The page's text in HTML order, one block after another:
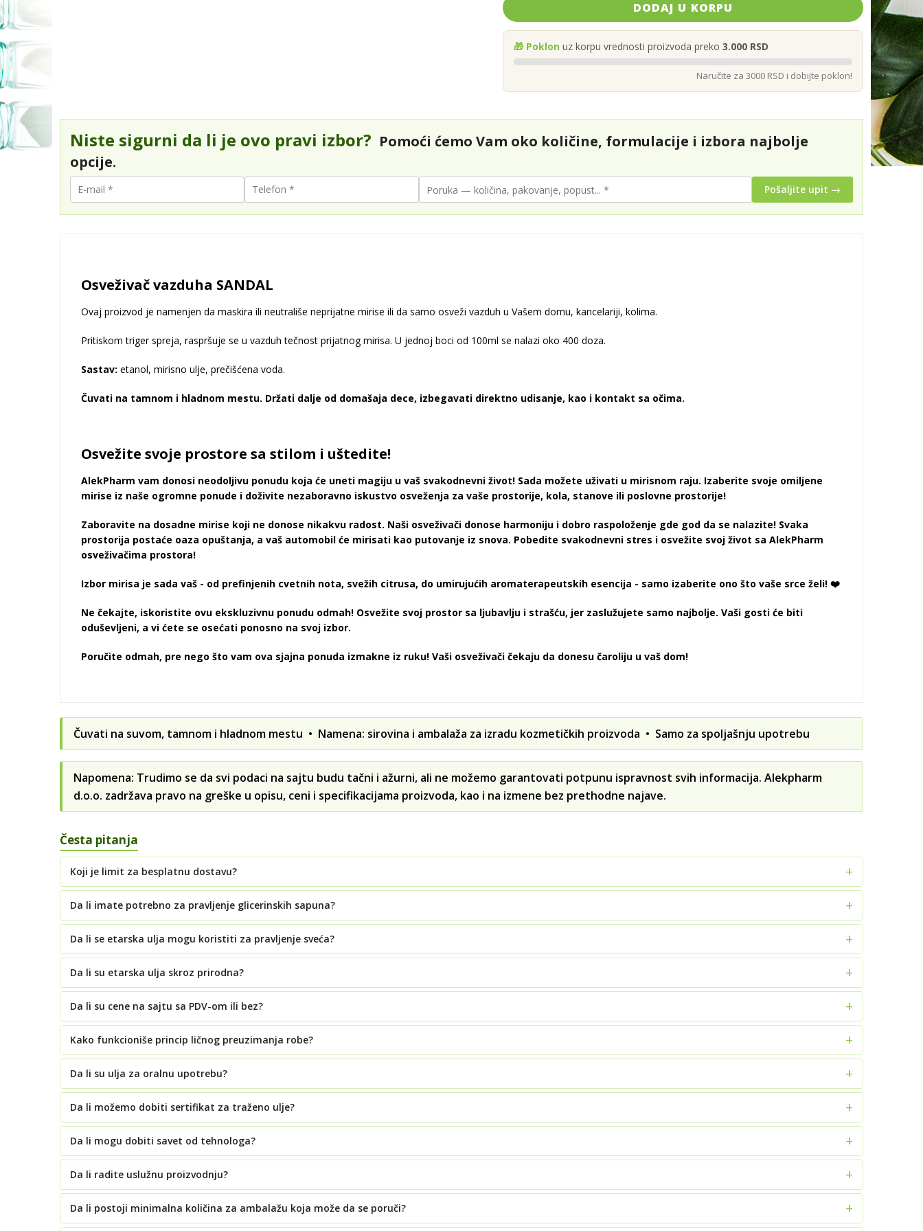
DODAJ U KORPU
🎁 Poklon uz korpu vrednosti proizvoda preko 3.000 RSD
Naručite za 3000 RSD i dobijte poklon!
Niste sigurni da li je ovo pravi izbor? Pomoći ćemo Vam oko količine, formulacije i izbora najbolje
opcije.
Pošaljite upit →
Osveživač vazduha SANDAL
Ovaj proizvod je namenjen da maskira ili neutrališe neprijatne mirise ili da samo osveži vazduh u Vašem domu, kancelariji, kolima.
Pritiskom triger spreja, raspršuje se u vazduh tečnost prijatnog mirisa. U jednoj boci od 100ml se nalazi oko 400 doza.
Sastav: etanol, mirisno ulje, prečišćena voda.
Čuvati na tamnom i hladnom mestu. Držati dalje od domašaja dece, izbegavati direktno udisanje, kao i kontakt sa očima.
Osvežite svoje prostore sa stilom i uštedite!
AlekPharm vam donosi neodoljivu ponudu koja će uneti magiju u vaš svakodnevni život! Sada možete uživati u mirisnom raju. Izaberite svoje omiljene
mirise iz naše ogromne ponude i doživite nezaboravno iskustvo osveženja za vaše prostorije, kola, stanove ili poslovne prostorije!
Zaboravite na dosadne mirise koji ne donose nikakvu radost. Naši osveživači donose harmoniju i dobro raspoloženje gde god da se nalazite! Svaka
prostorija postaće oaza opuštanja, a vaš automobil će mirisati kao putovanje iz snova. Pobedite svakodnevni stres i osvežite svoj život sa AlekPharm
osveživačima prostora!
Izbor mirisa je sada vaš - od prefinjenih cvetnih nota, svežih citrusa, do umirujućih aromaterapeutskih esencija - samo izaberite ono što vaše srce želi! ❤️
Ne čekajte, iskoristite ovu ekskluzivnu ponudu odmah! Osvežite svoj prostor sa ljubavlju i strašću, jer zaslužujete samo najbolje. Vaši gosti će biti
oduševljeni, a vi ćete se osećati ponosno na svoj izbor.
Poručite odmah, pre nego što vam ova sjajna ponuda izmakne iz ruku! Vaši osveživači čekaju da donesu čaroliju u vaš dom!
Čuvati na suvom, tamnom i hladnom mestu • Namena: sirovina i ambalaža za izradu kozmetičkih proizvoda • Samo za spoljašnju upotrebu
Napomena: Trudimo se da svi podaci na sajtu budu tačni i ažurni, ali ne možemo garantovati potpunu ispravnost svih informacija. Alekpharm
d.o.o. zadržava pravo na greške u opisu, ceni i specifikacijama proizvoda, kao i na izmene bez prethodne najave.
Česta pitanja
Koji je limit za besplatnu dostavu?
Da li imate potrebno za pravljenje glicerinskih sapuna?
Da li se etarska ulja mogu koristiti za pravljenje sveća?
Da li su etarska ulja skroz prirodna?
Da li su cene na sajtu sa PDV-om ili bez?
Kako funkcioniše princip ličnog preuzimanja robe?
Da li su ulja za oralnu upotrebu?
Da li možemo dobiti sertifikat za traženo ulje?
Da li mogu dobiti savet od tehnologa?
Da li radite uslužnu proizvodnju?
Da li postoji minimalna količina za ambalažu koja može da se poruči?